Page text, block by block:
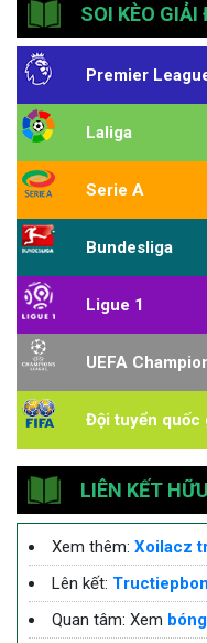
SOI KÈO GIẢI
Premier
Laliga
Serie A
Bundesliga
Ligue 1
UEFA
Đội tuyển quốc
LIÊN KẾT
Xem thêm: Xoilacz
Lên kết:
Quan tâm: Xem